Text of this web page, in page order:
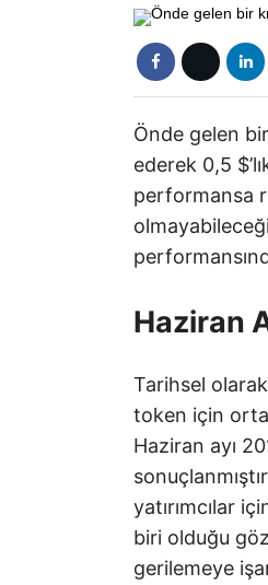
Önde gelen
ederek 0,5
performansa
Haziran
Tarihsel
token için
Haziran ayı
yatırımcılar
biri olduğu
gerilemeye